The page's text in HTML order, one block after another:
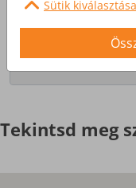
Tekintsd meg
Sütik kiválasztása